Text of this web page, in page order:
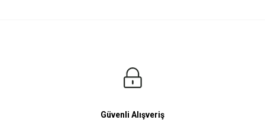
Manken Bedenleri Üst Grup M, Alt Grup 33 Beden ( Medium )
Güvenli Alışveriş